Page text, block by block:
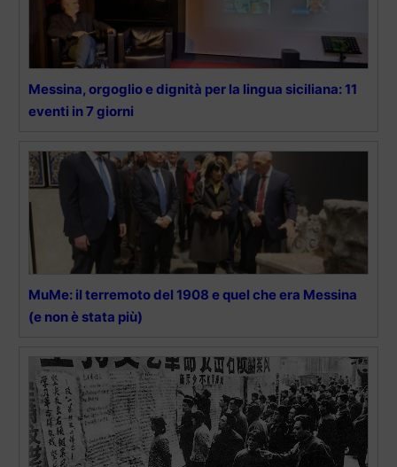
Messina, orgoglio e dignità per la lingua siciliana: 11
eventi in 7 giorni
MuMe: il terremoto del 1908 e quel che era Messina
(e non è stata più)